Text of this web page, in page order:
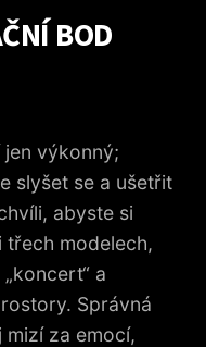
BOD
výkonný;
slyšet se a ušetřit
abyste si
třech modelech,
a
Správná
za emocí,